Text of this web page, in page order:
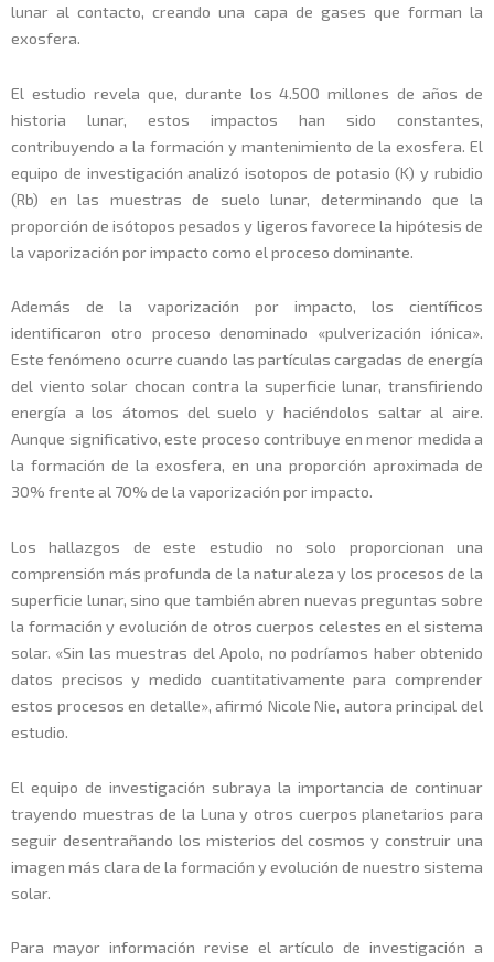
lunar al contacto, creando una capa de gases que forman la
exosfera.
El estudio revela que, durante los 4.500 millones de años de
historia lunar, estos impactos han sido constantes,
contribuyendo a la formación y mantenimiento de la exosfera. El
equipo de investigación analizó isotopos de potasio (K) y rubidio
(Rb) en las muestras de suelo lunar, determinando que la
proporción de isótopos pesados y ligeros favorece la hipótesis de
la vaporización por impacto como el proceso dominante.
Además de la vaporización por impacto, los científicos
identificaron otro proceso denominado «pulverización iónica».
Este fenómeno ocurre cuando las partículas cargadas de energía
del viento solar chocan contra la superficie lunar, transfiriendo
energía a los átomos del suelo y haciéndolos saltar al aire.
Aunque significativo, este proceso contribuye en menor medida a
la formación de la exosfera, en una proporción aproximada de
30% frente al 70% de la vaporización por impacto.
Los hallazgos de este estudio no solo proporcionan una
comprensión más profunda de la naturaleza y los procesos de la
superficie lunar, sino que también abren nuevas preguntas sobre
la formación y evolución de otros cuerpos celestes en el sistema
solar. «Sin las muestras del Apolo, no podríamos haber obtenido
datos precisos y medido cuantitativamente para comprender
estos procesos en detalle», afirmó Nicole Nie, autora principal del
estudio.
El equipo de investigación subraya la importancia de continuar
trayendo muestras de la Luna y otros cuerpos planetarios para
seguir desentrañando los misterios del cosmos y construir una
imagen más clara de la formación y evolución de nuestro sistema
solar.
Para mayor información revise el artículo de investigación a